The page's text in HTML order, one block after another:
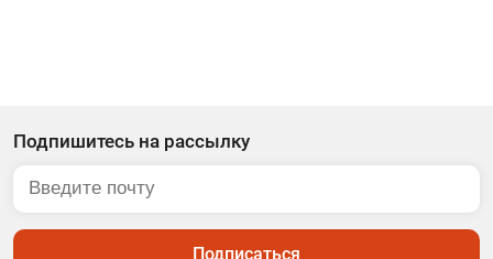
Подпишитесь на рассылку
Подписаться